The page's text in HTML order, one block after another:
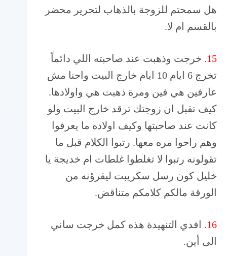
هل سمحتم للزوجة بالذهاب لتحرير محضر
بالقسم ام لا.
15. خرجت وذهبت عند صاحبته اللي دائماً
تخرج 6 ايام 10 ايام خارج البيت واحنا مش
عارفين هي فين ومرة ذهبت هي واولادها.
كيف تقبل ان زوجتك ترقد خارج البيت ولو
كانت عند صاحبتها وكيف اولاده ما يعرفوا
وهم راحوا مره معها. رتبوا الكلام قبل ما
تقولونه رتبوا لا تغلطوا غلطات ام خديجة يا
خليل كون رسل سكريبت ليقرؤنه من
الورقة مالكم كلامكم متناقض.
16. افدي التنهيدة هذه كمل خرجت ساني
الى أين.